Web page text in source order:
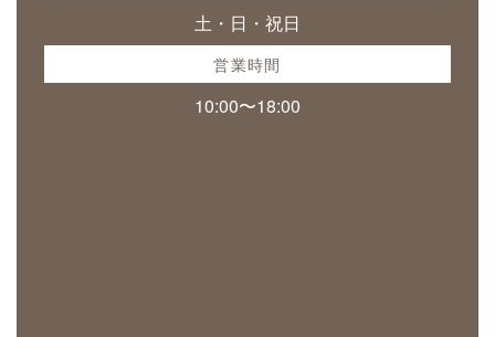
土・日・祝日
営業時間
10:00〜18:00